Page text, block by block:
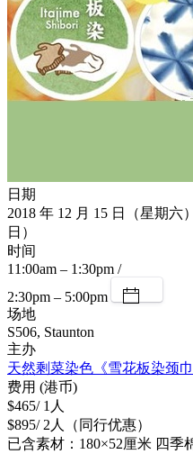
日期
2018 年 12 月 15 日（星期六
日）
时间
11:00am – 1:30pm /
2:30pm – 5:00pm
场地
S506, Staunton
主办
天然剩菜染色《雪花板染颈巾
费用 (港币)
$465/ 1人
$895/ 2人（同行优惠）
已含素材：180×52厘米 四季